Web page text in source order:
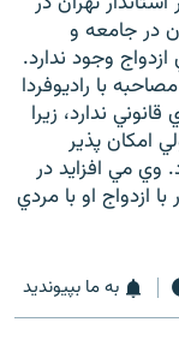
در جامعه و
ازدواج وجود ندارد.
با راديوفردا
ندارد، زيرا
امكان پذير
وي مي افزايد در
ازدواج او با مردي
به ما بپیوندید